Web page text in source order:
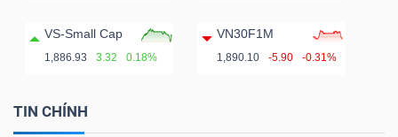
VS-Small Cap
1,886.93 3.32 0.18%
VN30F1M
1,890.10 -5.90 -0.31%
TIN CHÍNH